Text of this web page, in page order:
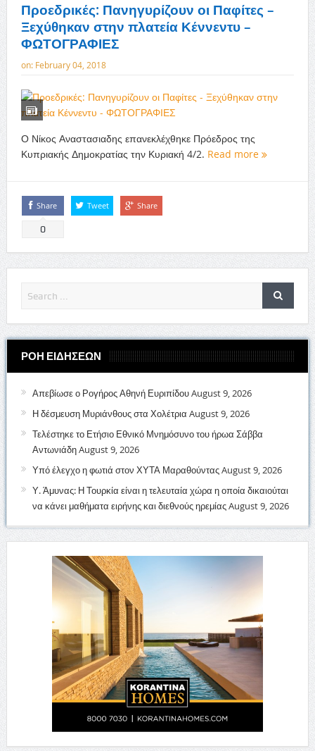
Προεδρικές: Πανηγυρίζουν οι Παφίτες –
Ξεχύθηκαν στην πλατεία Κέννεντυ –
ΦΩΤΟΓΡΑΦΙΕΣ
on: February 04, 2018
Ο Νίκος Αναστασιαδης επανεκλέχθηκε Πρόεδρος της
Κυπριακής Δημοκρατίας την Κυριακή 4/2. Read more
Share
0
Tweet Share
ΡΟΗ ΕΙΔΗΣΕΩΝ
Απεβίωσε ο Ρογήρος Αθηνή ΕυριπίδουAugust 9, 2026
Η δέσμευση Μυριάνθους στα Χολέτρια August 9, 2026
Τελέστηκε το Ετήσιο Εθνικό Μνημόσυνο του ήρωα Σάββα
ΑντωνιάδηAugust 9, 2026
Υπό έλεγχο η φωτιά στον ΧΥΤΑ ΜαραθούνταςAugust 9, 2026
Υ. Άμυνας: Η Τουρκία είναι η τελευταία χώρα η οποία δικαιούται
να κάνει μαθήματα ειρήνης και διεθνούς ηρεμίαςAugust 9, 2026